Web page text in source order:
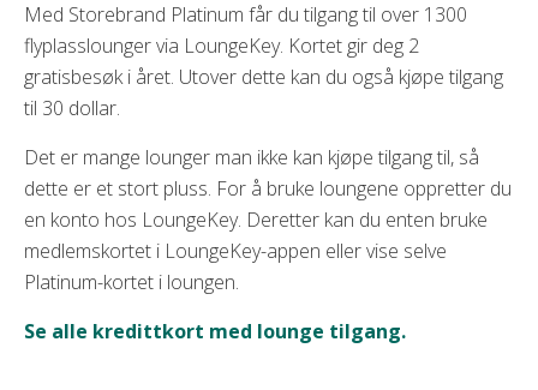
Med Storebrand Platinum får du tilgang til over 1300
flyplasslounger via LoungeKey. Kortet gir deg 2
gratisbesøk i året. Utover dette kan du også kjøpe tilgang
til 30 dollar.
Det er mange lounger man ikke kan kjøpe tilgang til, så
dette er et stort pluss. For å bruke loungene oppretter du
en konto hos LoungeKey. Deretter kan du enten bruke
medlemskortet i LoungeKey-appen eller vise selve
Platinum-kortet i loungen.
Se alle kredittkort med lounge tilgang.